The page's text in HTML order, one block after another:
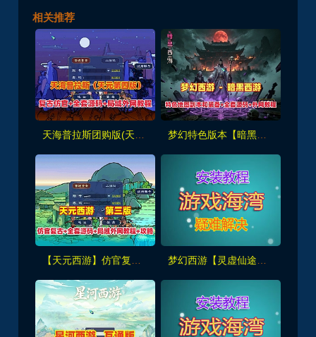
相关推荐
梦幻特色版本【暗黑西游】暗黑副本-大陆-神器-称号等众多新鲜玩法，带全套源码及外网架设教程